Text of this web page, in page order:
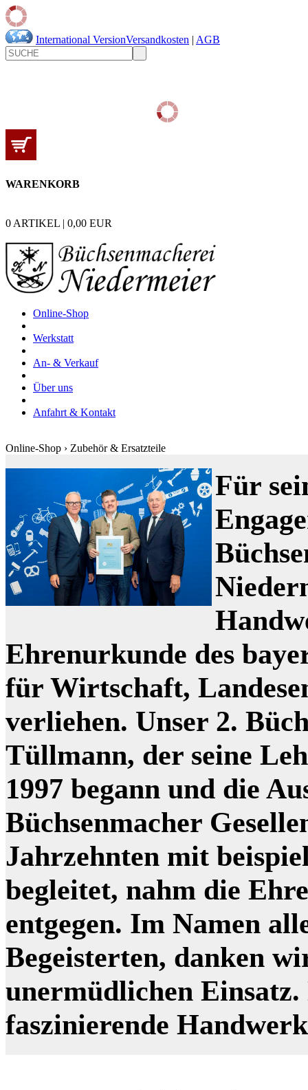
International VersionVersandkosten | AGB
WARENKORB
0 ARTIKEL | 0,00 EUR
Online-Shop
Werkstatt
An- & Verkauf
Über uns
Anfahrt & Kontakt
Online-Shop › Zubehör & Ersatzteile
Für
Ehrenurkunde des
für Wirtschaft,
verliehen. Unser 2.
Tüllmann, der seine
1997 begann und die
Büchsenmacher
Jahrzehnten mit
begleitet, nahm die
entgegen. Im Namen
Begeisterten, danken
unermüdlichen Einsatz.
faszinierende